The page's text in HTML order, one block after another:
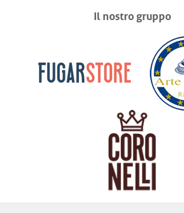
Il nostro gruppo